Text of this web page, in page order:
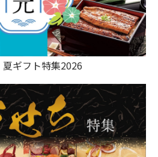
夏ギフト特集2026